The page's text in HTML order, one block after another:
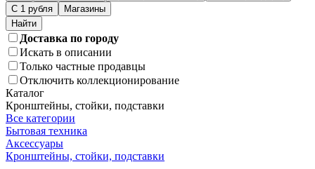
С 1 рубля
Магазины
Доставка по городу
Искать в описании
Только частные продавцы
Отключить коллекционирование
Каталог
Кронштейны, стойки, подставки
Все категории
Бытовая техника
Аксессуары
Кронштейны, стойки, подставки